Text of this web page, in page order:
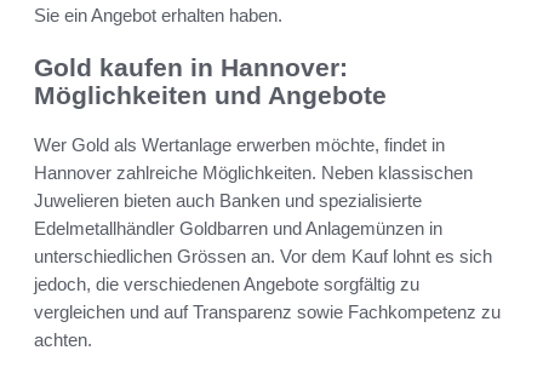
Sie ein Angebot erhalten haben.
Gold kaufen in Hannover:
Möglichkeiten und Angebote
Wer Gold als Wertanlage erwerben möchte, findet in
Hannover zahlreiche Möglichkeiten. Neben klassischen
Juwelieren bieten auch Banken und spezialisierte
Edelmetallhändler Goldbarren und Anlagemünzen in
unterschiedlichen Grössen an. Vor dem Kauf lohnt es sich
jedoch, die verschiedenen Angebote sorgfältig zu
vergleichen und auf Transparenz sowie Fachkompetenz zu
achten.